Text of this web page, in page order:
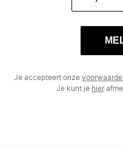
Je accepteert onze
Je kunt je hier